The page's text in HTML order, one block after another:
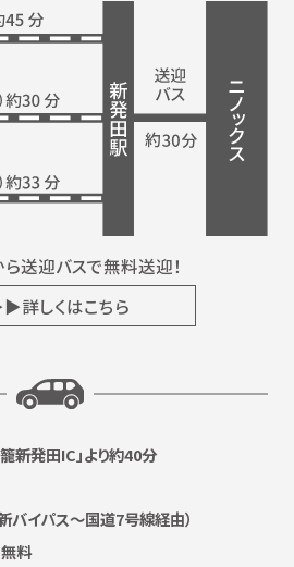
送迎バスで無料送迎！
しくはこちら
籠新発田IC」より約40分
バイパス〜国道7号線経由）
料